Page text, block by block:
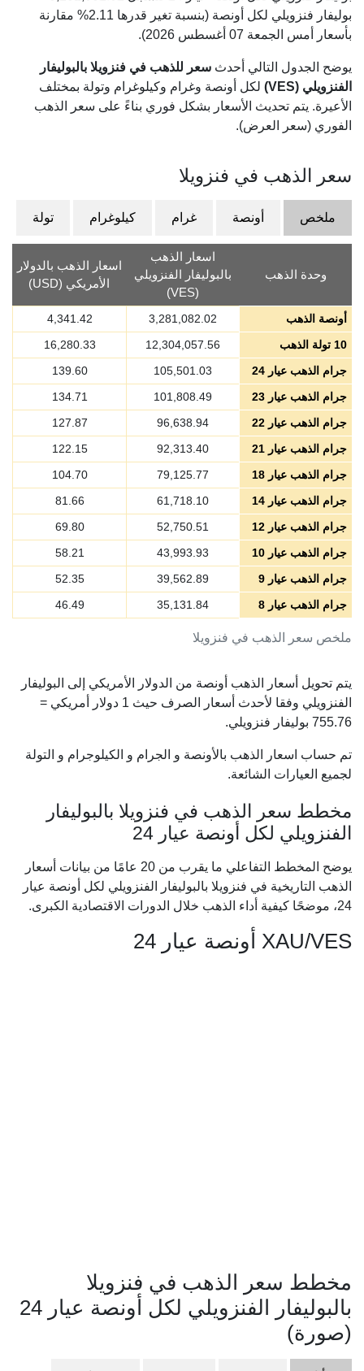
بوليفار فنزويلي لكل أونصة (بنسبة تغير قدرها 2.11% مقارنة
بأسعار أمس الجمعة 07 أغسطس 2026).
يوضح الجدول التالي أحدث سعر للذهب في فنزويلا بالبوليفار
الفنزويلي (VES)
لكل أونصة وغرام وكيلوغرام وتولة بمختلف
الأعيرة. يتم تحديث الأسعار بشكل فوري بناءً على سعر الذهب
الفوري (سعر العرض).
سعر الذهب في فنزويلا
ملخص أونصة غرام كيلوغرام تولة
ملخص سعر الذهب في فنزويلا
وحدة الذهب
اسعار الذهب
بالبوليفار الفنزويلي
(VES)
اسعار الذهب بالدولار
الأمريكي (USD)
أونصة الذهب 3,281,082.02
4,341.42
10 تولة الذهب
12,304,057.56
16,280.33
جرام الذهب عيار 24
105,501.03
139.60
جرام الذهب عيار 23
101,808.49
134.71
جرام الذهب عيار 22
96,638.94
127.87
جرام الذهب عيار 21
92,313.40
122.15
جرام الذهب عيار 18
79,125.77
104.70
جرام الذهب عيار 14
61,718.10
81.66
جرام الذهب عيار 12
52,750.51
69.80
جرام الذهب عيار 10
43,993.93
58.21
جرام الذهب عيار 9
39,562.89
52.35
جرام الذهب عيار 8
35,131.84
46.49
يتم تحويل أسعار الذهب أونصة من الدولار الأمريكي إلى البوليفار
الفنزويلي وفقا لأحدث أسعار الصرف حيث 1 دولار أمريكي =
755.76 بوليفار فنزويلي.
تم حساب اسعار الذهب بالأونصة و الجرام و الكيلوجرام و التولة
لجميع العيارات الشائعة.
مخطط سعر الذهب في فنزويلا بالبوليفار
الفنزويلي لكل أونصة عيار 24
يوضح المخطط التفاعلي ما يقرب من 20 عامًا من بيانات أسعار
الذهب التاريخية في فنزويلا بالبوليفار الفنزويلي لكل أونصة عيار
24، موضحًا كيفية أداء الذهب خلال الدورات الاقتصادية الكبرى.
XAU/VES أونصة عيار 24
مخطط سعر الذهب في فنزويلا
بالبوليفار الفنزويلي لكل أونصة عيار 24
(صورة)